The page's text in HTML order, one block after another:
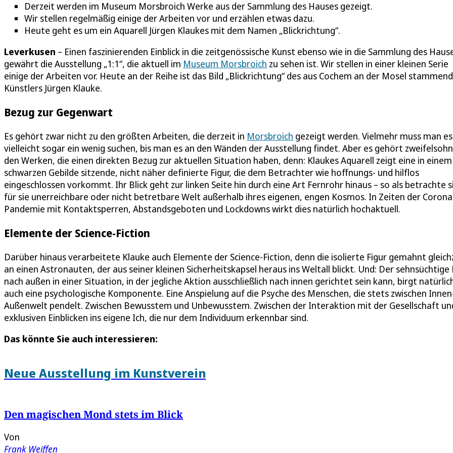
Derzeit werden im Museum Morsbroich Werke aus der Sammlung des Hauses gezeigt.
Wir stellen regelmäßig einige der Arbeiten vor und erzählen etwas dazu.
Heute geht es um ein Aquarell Jürgen Klaukes mit dem Namen „Blickrichtung“.
Leverkusen – Einen faszinierenden Einblick in die zeitgenössische Kunst ebenso wie in die Sammlung des
gewährt die Ausstellung „1:1“, die aktuell im Museum Morsbroich zu sehen ist. Wir stellen in einer kleinen Serie
einige der Arbeiten vor. Heute an der Reihe ist das Bild „Blickrichtung“ des aus Cochem an der Mosel
Künstlers Jürgen Klauke.
Bezug zur Gegenwart
Es gehört zwar nicht zu den größten Arbeiten, die derzeit in Morsbroich gezeigt werden. Vielmehr muss man es
vielleicht sogar ein wenig suchen, bis man es an den Wänden der Ausstellung findet. Aber es gehört
den Werken, die einen direkten Bezug zur aktuellen Situation haben, denn: Klaukes Aquarell zeigt eine in einem
schwarzen Gebilde sitzende, nicht näher definierte Figur, die dem Betrachter wie hoffnungs- und hilflos
eingeschlossen vorkommt. Ihr Blick geht zur linken Seite hin durch eine Art Fernrohr hinaus – so als betrachte
für sie unerreichbare oder nicht betretbare Welt außerhalb ihres eigenen, engen Kosmos. In Zeiten der
Pandemie mit Kontaktsperren, Abstandsgeboten und Lockdowns wirkt dies natürlich hochaktuell.
Elemente der Science-Fiction
Darüber hinaus verarbeitete Klauke auch Elemente der Science-Fiction, denn die isolierte Figur gemahnt
an einen Astronauten, der aus seiner kleinen Sicherheitskapsel heraus ins Weltall blickt. Und: Der sehnsüchtige
nach außen in einer Situation, in der jegliche Aktion ausschließlich nach innen gerichtet sein kann, birgt
auch eine psychologische Komponente. Eine Anspielung auf die Psyche des Menschen, die stets zwischen
Außenwelt pendelt. Zwischen Bewusstem und Unbewusstem. Zwischen der Interaktion mit der Gesellschaft
exklusiven Einblicken ins eigene Ich, die nur dem Individuum erkennbar sind.
Das könnte Sie auch interessieren:
Neue Ausstellung im Kunstverein
Den magischen Mond stets im Blick
Von
Frank Weiffen